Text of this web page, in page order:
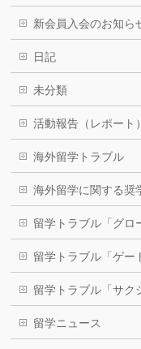
新会員入会のお知ら
日記
未分類
活動報告（レポート）
海外留学トラブル
海外留学に関する奨
留学トラブル「グロ
留学トラブル「ゲー
留学トラブル「サク
留学ニュース